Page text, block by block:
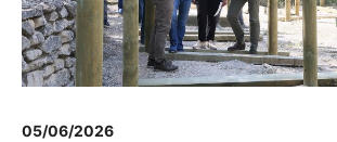
05/06/2026